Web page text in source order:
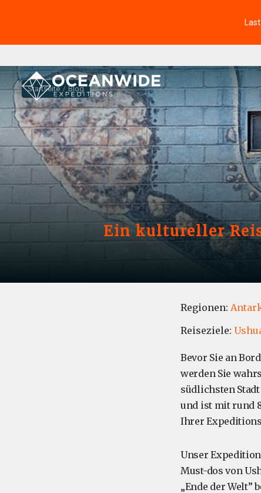
Startseite Blog
Ein kultureller
Regionen:
Reiseziele:
Bevor Sie an
werden Sie
südlichsten
und ist mit rund
Ihrer
Unser
Must-dos von
„Ende der Welt”